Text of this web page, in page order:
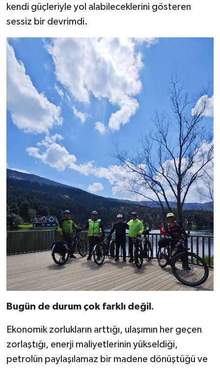
kendi güçleriyle yol alabileceklerini gösteren
sessiz bir devrimdi.
Bugün de durum çok farklı değil.
Ekonomik zorlukların arttığı, ulaşımın her geçen
zorlaştığı, enerji maliyetlerinin yükseldiği,
petrolün paylaşılamaz bir madene dönüştüğü ve